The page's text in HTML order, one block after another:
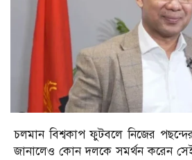
চলমান বিশ্বকাপ ফুটবলে নিজের
জানালেও কোন দলকে সমর্থন করেন সেই